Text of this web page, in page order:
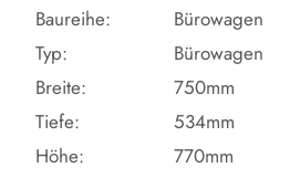
Baureihe:
Bürowagen
Typ:
Bürowagen
Breite:
750mm
Tiefe:
534mm
Höhe:
770mm